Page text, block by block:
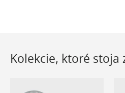
Kolekcie, ktoré stoja